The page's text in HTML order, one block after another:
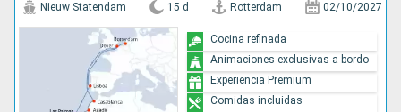
Nieuw Statendam 15 d Rotterdam 02/10/2027
Cocina refinada
Animaciones exclusivas a bordo
Experiencia Premium
Comidas incluidas